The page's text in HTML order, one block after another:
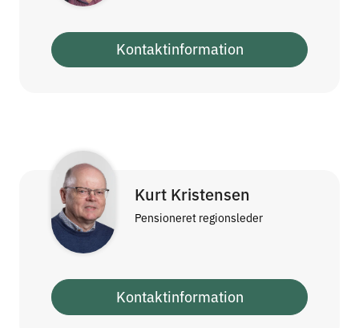
Kontaktinformation
Kurt Kristensen
Pensioneret regionsleder
Kontaktinformation